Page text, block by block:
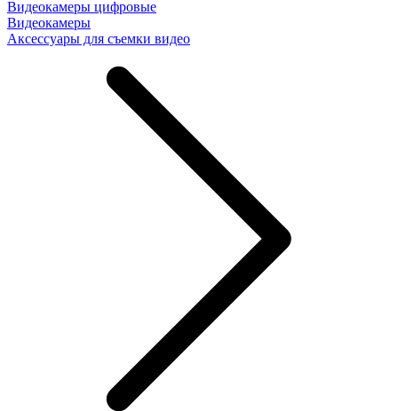
Видеокамеры цифровые
Видеокамеры
Аксессуары для съемки видео